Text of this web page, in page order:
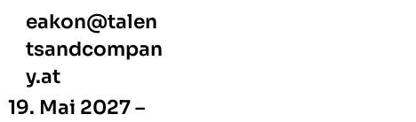
eakon@talen
tsandcompan
y.at
19. Mai 2027 –